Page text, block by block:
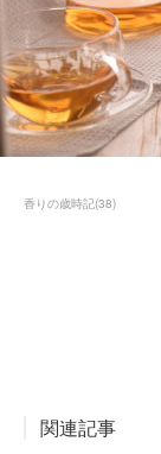
香りの歳時記(38)
関連記事